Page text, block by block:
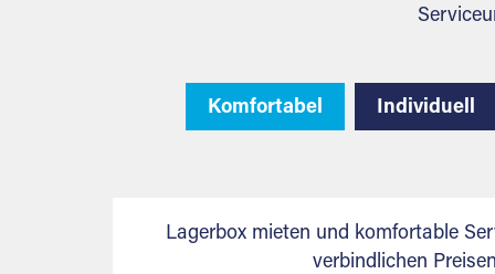
Komfortabel Individuell
Lagerbox mieten und komfortable
verbindlichen